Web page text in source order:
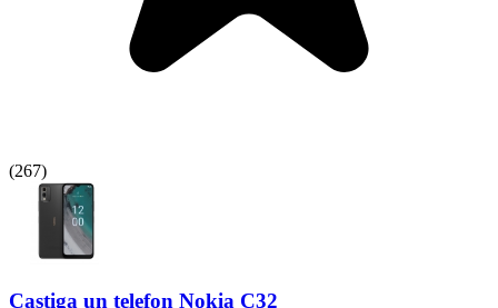
(267)
Castiga un telefon Nokia C32